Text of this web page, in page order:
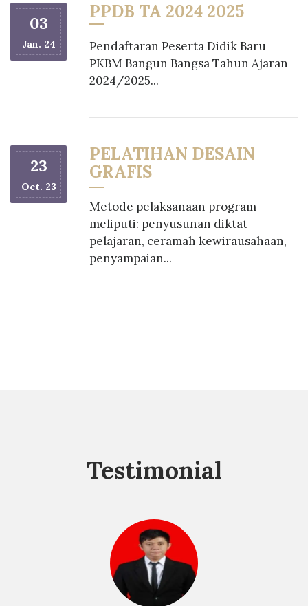
03
Jan. 24
PPDB TA 2024 2025
Pendaftaran Peserta Didik Baru
PKBM Bangun Bangsa Tahun Ajaran
2024/2025...
23
Oct. 23
PELATIHAN DESAIN
GRAFIS
Metode pelaksanaan program
meliputi: penyusunan diktat
pelajaran, ceramah kewirausahaan,
penyampaian...
Testimonial